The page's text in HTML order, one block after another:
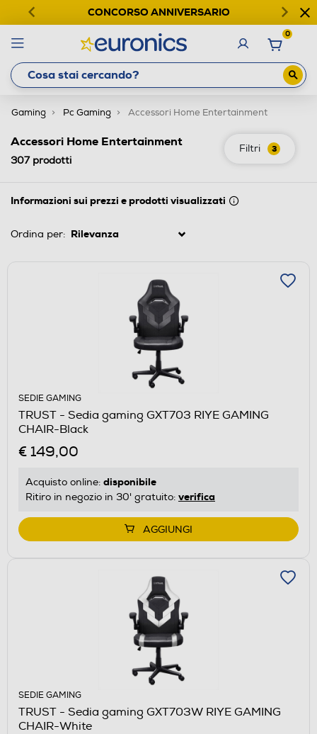
CONCORSO ANNIVERSARIO
0
Gaming Pc Gaming Accessori Home Entertainment
Filtri 3
Accessori Home Entertainment
307prodotti
Informazioni sui prezzi e prodotti visualizzati
Ordina per:
SEDIE GAMING
TRUST - Sedia gaming GXT703 RIYE GAMING
CHAIR-Black
€ 149,00
Acquisto online: disponibile
Ritiro in negozio in 30' gratuito: verifica
AGGIUNGI
SEDIE GAMING
TRUST - Sedia gaming GXT703W RIYE GAMING
CHAIR-White